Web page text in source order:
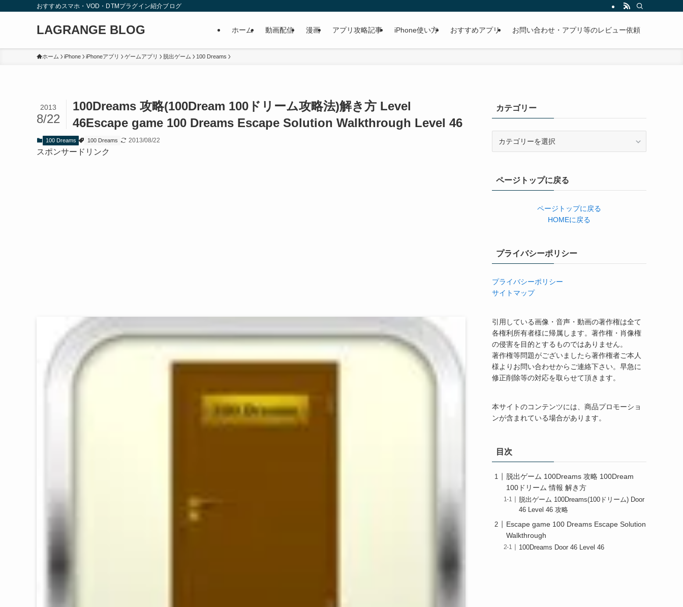
おすすめスマホ・VOD・DTMプラグイン紹介ブログ
LAGRANGE BLOG ホーム 動画配信 漫画 アプリ攻略記事 iPhone使い方 おすすめアプリ お問い合わせ・アプリ等のレビュー依頼
ホーム iPhone iPhoneアプリ ゲームアプリ 脱出ゲーム 100 Dreams
100Dreams 攻略(100Dream 100ドリーム攻略法)解き方 Level
46Escape game 100 Dreams Escape Solution Walkthrough Level 46
2013
8/22
100 Dreams 100 Dreams 2013/08/22
スポンサードリンク
カテゴリー
ーページトップに戻る
ページトップに戻る
HOMEに戻る
プライバシーポリシー
プライバシーポリシー
サイトマップ
引用している画像・音声・動画の著作権は全て
各権利所有者様に帰属します。著作権・肖像権
の侵害を目的とするものではありません。
著作権等問題がございましたら著作権者ご本人
様よりお問い合わせからご連絡下さい。早急に
修正削除等の対応を取らせて頂きます。
本サイトのコンテンツには、商品プロモーショ
ンが含まれている場合があります。
目次
脱出ゲーム 100Dreams 攻略 100Dream
100ドリーム 情報 解き方
脱出ゲーム 100Dreams(100ドリーム) Door
46 Level 46 攻略
Escape game 100 Dreams Escape Solution
Walkthrough
100Dreams Door 46 Level 46